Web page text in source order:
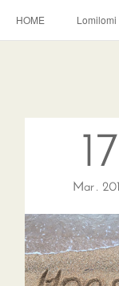
HOME Lomilomi
17
Mar